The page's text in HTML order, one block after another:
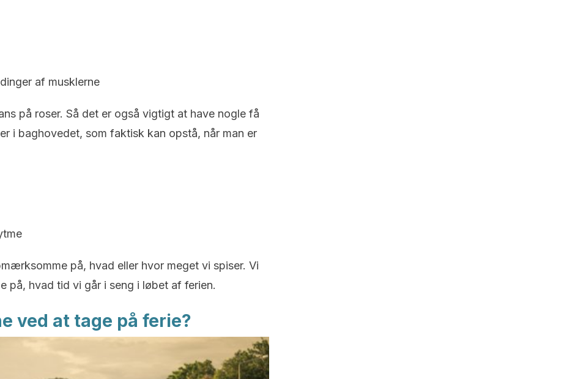
af musklerne
på roser. Så det er også vigtigt at have nogle få
i baghovedet, som faktisk kan opstå, når man er
på, hvad eller hvor meget vi spiser. Vi
på, hvad tid vi går i seng i løbet af ferien.
ved at tage på ferie?